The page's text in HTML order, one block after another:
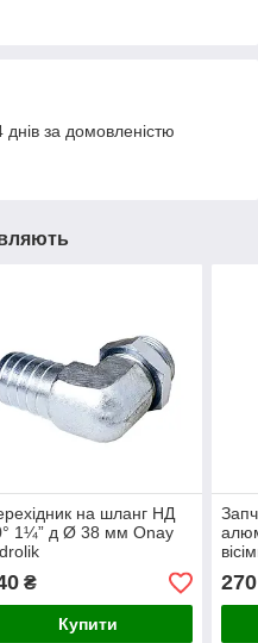
за домовленістю
на шланг НД
1¼” д Ø 38 мм Onay
₴
Купити
270